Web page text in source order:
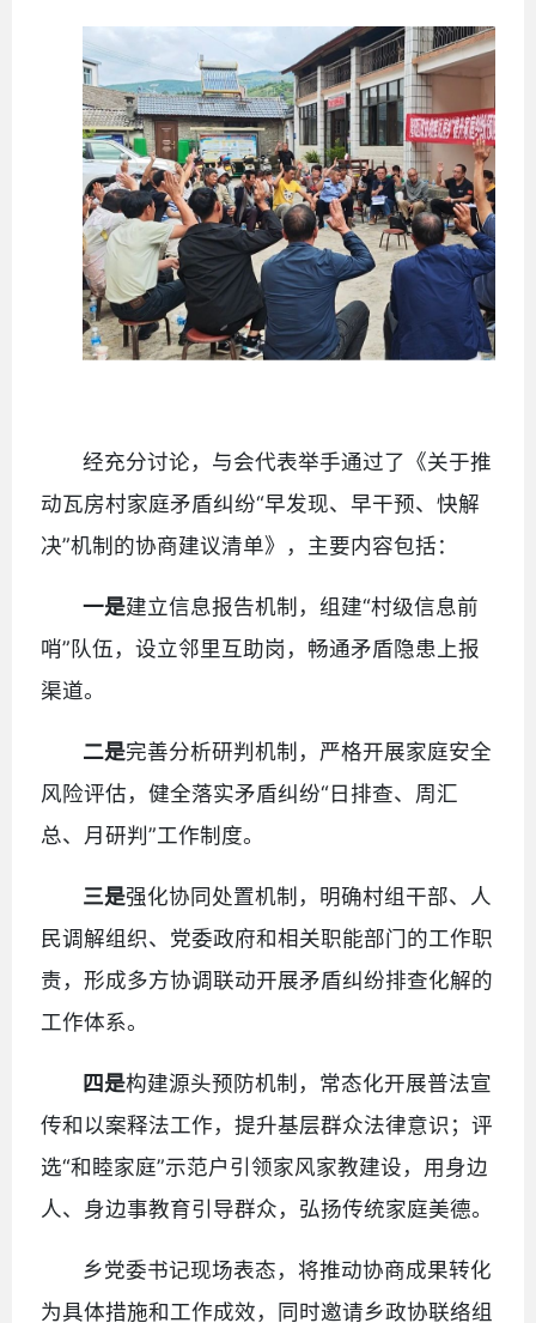
经充分讨论，与会代表举手通过了《关于推
动瓦房村家庭矛盾纠纷“早发现、早干预、快解
决”机制的协商建议清单》，主要内容包括：
一是建立信息报告机制，组建“村级信息前
哨”队伍，设立邻里互助岗，畅通矛盾隐患上报
渠道。
二是完善分析研判机制，严格开展家庭安全
风险评估，健全落实矛盾纠纷“日排查、周汇
总、月研判”工作制度。
三是强化协同处置机制，明确村组干部、人
民调解组织、党委政府和相关职能部门的工作职
责，形成多方协调联动开展矛盾纠纷排查化解的
工作体系。
四是构建源头预防机制，常态化开展普法宣
传和以案释法工作，提升基层群众法律意识；评
选“和睦家庭”示范户引领家风家教建设，用身边
人、身边事教育引导群众，弘扬传统家庭美德。
乡党委书记现场表态，将推动协商成果转化
为具体措施和工作成效，同时邀请乡政协联络组